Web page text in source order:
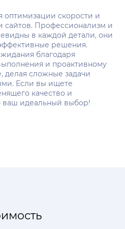
оптимизации скорости и
сайтов. Профессионализм и
в каждой детали, они
решения.
благодаря
и проактивному
делая сложные задачи
Если вы ищете
качество и
ваш идеальный выбор!